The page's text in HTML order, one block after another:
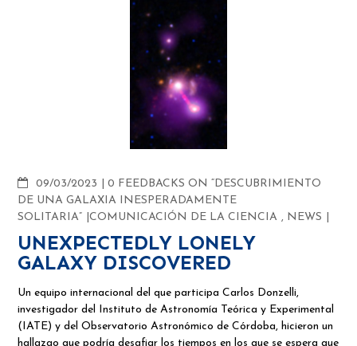
09/03/2023 COMMENTS
0 FEEDBACKS ON “DESCUBRIMIENTO
DE UNA GALAXIA INESPERADAMENTE
SOLITARIA”
COMUNICACIÓN DE LA CIENCIA , NEWS
UNEXPECTEDLY LONELY
GALAXY DISCOVERED
Un equipo internacional del que participa Carlos Donzelli,
investigador del Instituto de Astronomía Teórica y Experimental
(IATE) y del Observatorio Astronómico de Córdoba, hicieron un
hallazgo que podría desafiar los tiempos en los que se espera que